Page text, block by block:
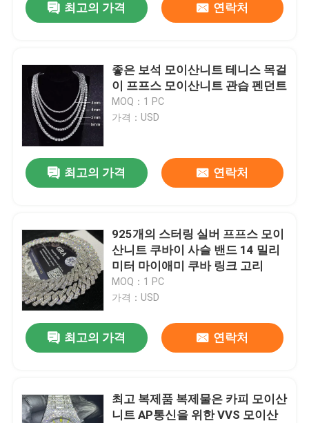
최고의 가격 연락처
좋은 보석 모이산니트 테니스 목걸
이 프프스 모이산니트 관습 펜던트
MOQ：1 PC
가격：USD
최고의 가격 연락처
925개의 스터링 실버 프프스 모이
산니트 쿠바이 사슬 밴드 14 밀리
미터 마이애미 쿠바 링크 고리
MOQ：1 PC
가격：USD
최고의 가격 연락처
최고 복제품 복제물은 카피 모이산
니트 AP통신을 위한 VVS 모이산